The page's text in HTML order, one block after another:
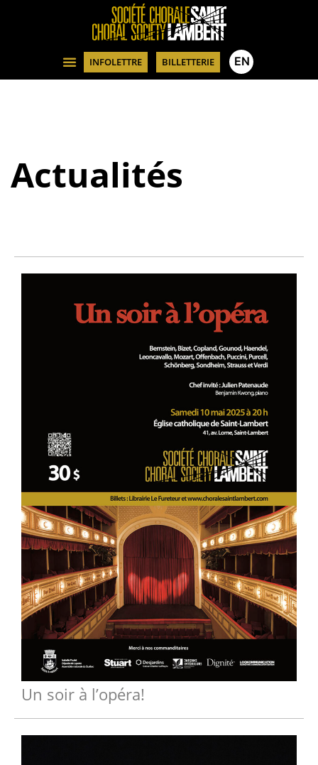
INFOLETTRE BILLETTERIE EN
Actualités​
Un soir à l’opéra!